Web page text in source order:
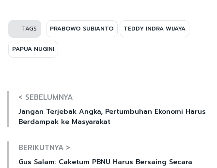
TAGS PRABOWO SUBIANTO TEDDY INDRA WIJAYA
PAPUA NUGINI
< SEBELUMNYA
Jangan Terjebak Angka, Pertumbuhan Ekonomi Harus
Berdampak ke Masyarakat
BERIKUTNYA >
Gus Salam: Caketum PBNU Harus Bersaing Secara